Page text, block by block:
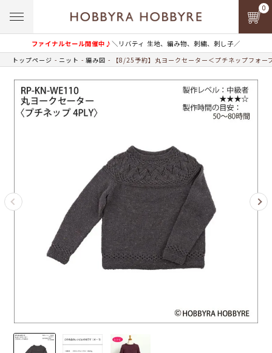
ファイナルセール開催中♪＼リバティ 生地、編み物、刺繍、刺し子／
0
トップページ ニット 編み図 【8/25予約】丸ヨークセーター＜プチネップフォー